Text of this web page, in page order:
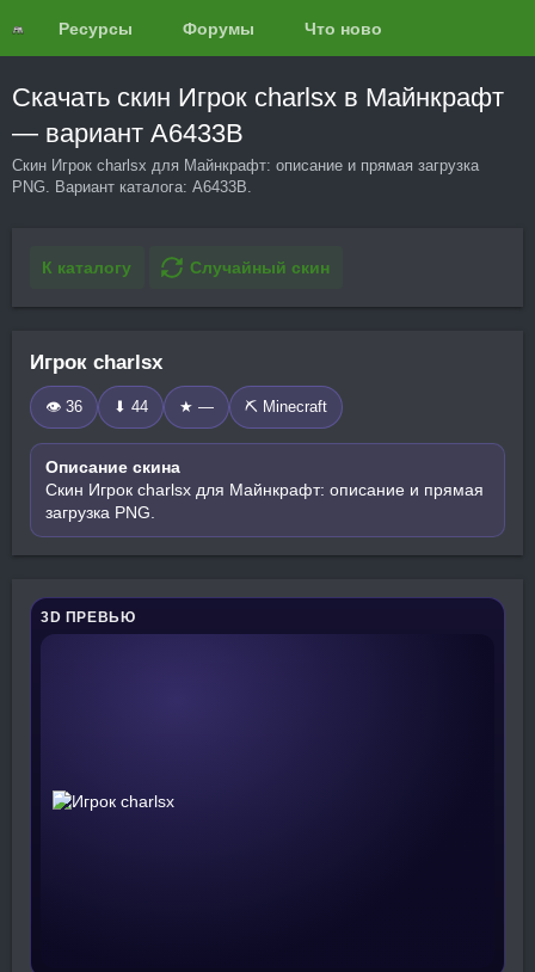
Ресурсы Форумы Что нового?
Скачать скин Игрок charlsx в Майнкрафт
— вариант A6433B
Скин Игрок charlsx для Майнкрафт: описание и прямая загрузка
PNG. Вариант каталога: A6433B.
К каталогу Случайный скин
Игрок charlsx
👁 36 ⬇ 44 ★ — ⛏️ Minecraft
Описание скина
Скин Игрок charlsx для Майнкрафт: описание и прямая
загрузка PNG.
3D ПРЕВЬЮ